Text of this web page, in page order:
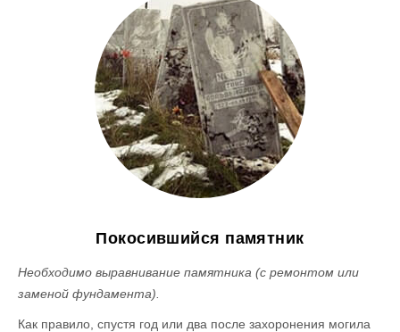
Покосившийся памятник
Необходимо выравнивание памятника (с ремонтом или
заменой фундамента).
Как правило, спустя год или два после захоронения могила